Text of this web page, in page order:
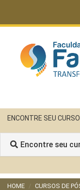
ENCONTRE SEU CURSO
Encontre seu
HOME CURSOS DE